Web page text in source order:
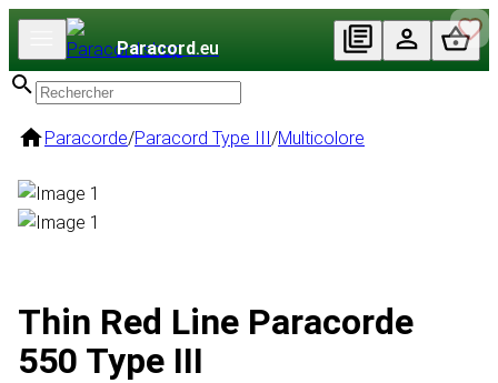
Paracord.eu
Paracorde/Paracord Type III/Multicolore
Thin Red Line Paracorde
550 Type III